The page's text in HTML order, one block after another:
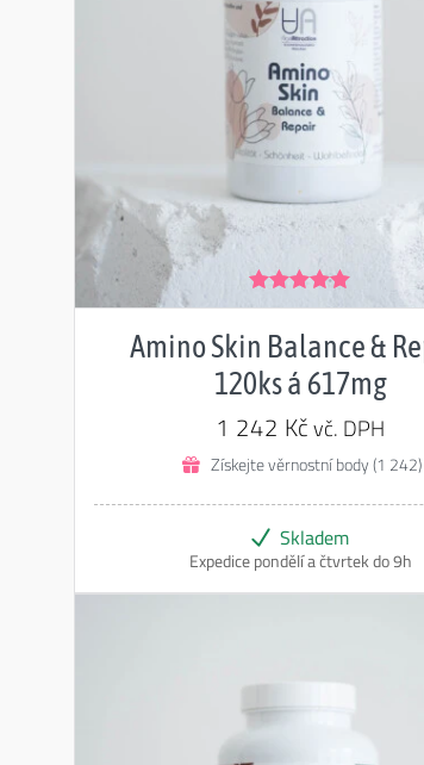
Hodnocení
Amino Skin Balance &
120ks á 617mg
1 242 Kčvč. DPH
Získejte věrnostní body (1 242)
Skladem
Expedice pondělí a čtvrtek do 9h